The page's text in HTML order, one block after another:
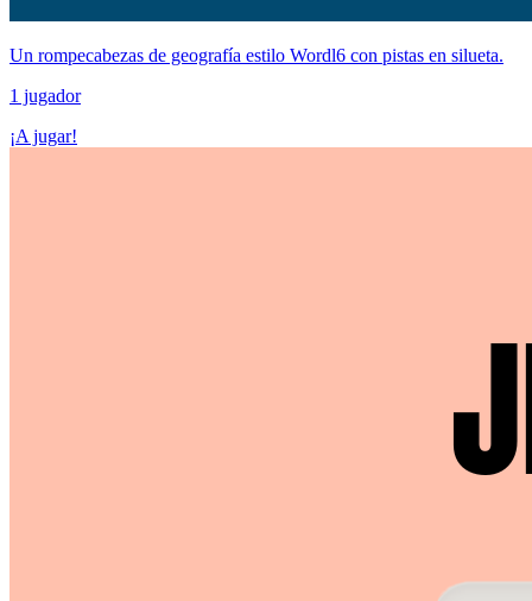
Un rompecabezas de geografía estilo Wordl6 con pistas en silueta.
1 jugador
¡A jugar!